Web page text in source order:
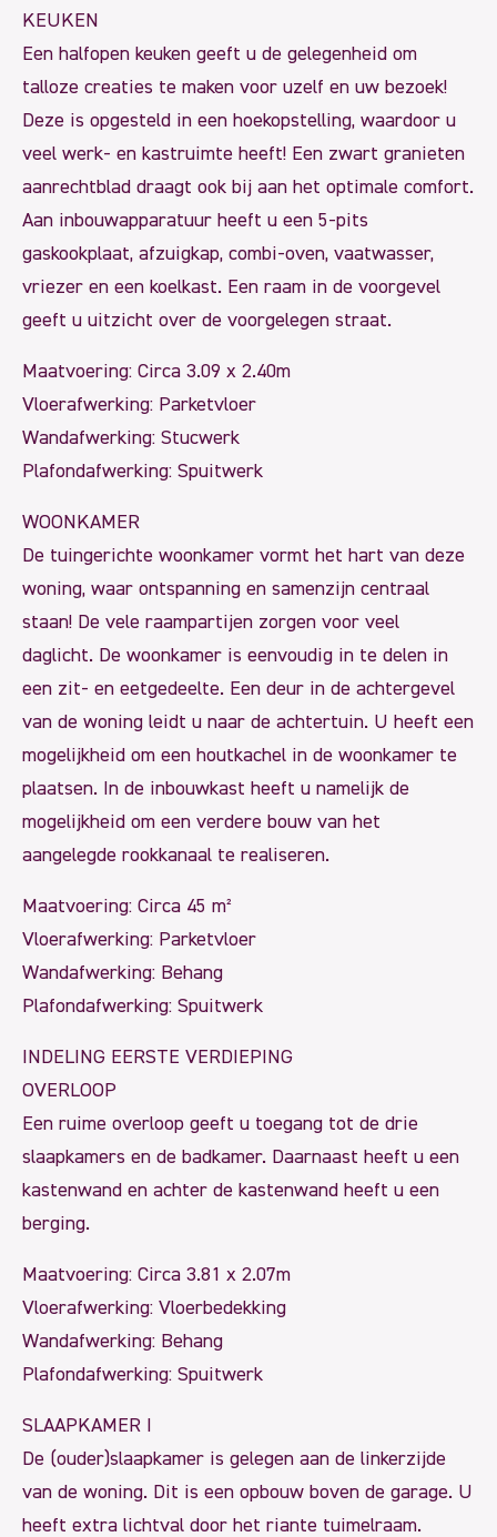
KEUKEN
Een halfopen keuken geeft u de gelegenheid om
talloze creaties te maken voor uzelf en uw bezoek!
Deze is opgesteld in een hoekopstelling, waardoor u
veel werk- en kastruimte heeft! Een zwart granieten
aanrechtblad draagt ook bij aan het optimale comfort.
Aan inbouwapparatuur heeft u een 5-pits
gaskookplaat, afzuigkap, combi-oven, vaatwasser,
vriezer en een koelkast. Een raam in de voorgevel
geeft u uitzicht over de voorgelegen straat.
Maatvoering: Circa 3.09 x 2.40m
Vloerafwerking: Parketvloer
Wandafwerking: Stucwerk
Plafondafwerking: Spuitwerk
WOONKAMER
De tuingerichte woonkamer vormt het hart van deze
woning, waar ontspanning en samenzijn centraal
staan! De vele raampartijen zorgen voor veel
daglicht. De woonkamer is eenvoudig in te delen in
een zit- en eetgedeelte. Een deur in de achtergevel
van de woning leidt u naar de achtertuin. U heeft een
mogelijkheid om een houtkachel in de woonkamer te
plaatsen. In de inbouwkast heeft u namelijk de
mogelijkheid om een verdere bouw van het
aangelegde rookkanaal te realiseren.
Maatvoering: Circa 45 m²
Vloerafwerking: Parketvloer
Wandafwerking: Behang
Plafondafwerking: Spuitwerk
INDELING EERSTE VERDIEPING
OVERLOOP
Een ruime overloop geeft u toegang tot de drie
slaapkamers en de badkamer. Daarnaast heeft u een
kastenwand en achter de kastenwand heeft u een
berging.
Maatvoering: Circa 3.81 x 2.07m
Vloerafwerking: Vloerbedekking
Wandafwerking: Behang
Plafondafwerking: Spuitwerk
SLAAPKAMER I
De (ouder)slaapkamer is gelegen aan de linkerzijde
van de woning. Dit is een opbouw boven de garage. U
heeft extra lichtval door het riante tuimelraam.